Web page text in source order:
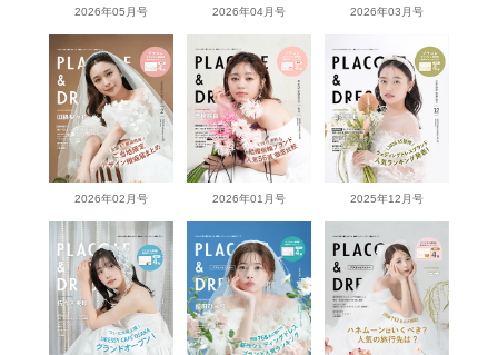
2026年05月号 2026年04月号 2026年03月号
2026年02月号 2026年01月号 2025年12月号